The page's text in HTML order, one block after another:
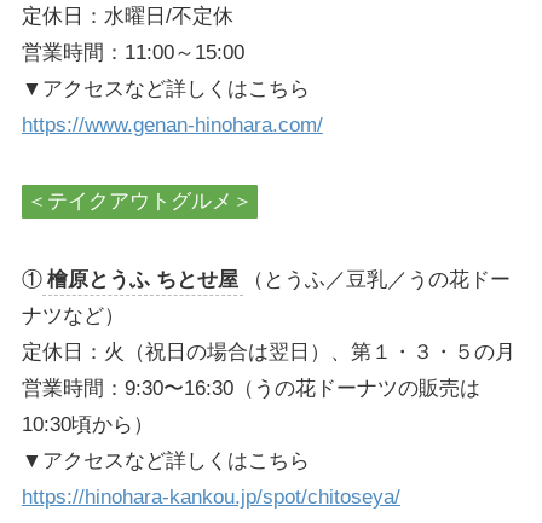
定休日：水曜日/不定休
営業時間：11:00～15:00
▼アクセスなど詳しくはこちら
https://www.genan-hinohara.com/
＜テイクアウトグルメ＞
① 檜原とうふ ちとせ屋
（とうふ／豆乳／うの花ドー
ナツなど）
定休日：火（祝日の場合は翌日）、第１・３・５の月
営業時間：9:30〜16:30（うの花ドーナツの販売は
10:30頃から）
▼アクセスなど詳しくはこちら
https://hinohara-kankou.jp/spot/chitoseya/